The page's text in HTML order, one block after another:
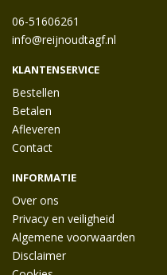
06-51606261
info@reijnoudtagf.nl
KLANTENSERVICE
Bestellen
Betalen
Afleveren
Contact
INFORMATIE
Over ons
Privacy en veiligheid
Algemene voorwaarden
Disclaimer